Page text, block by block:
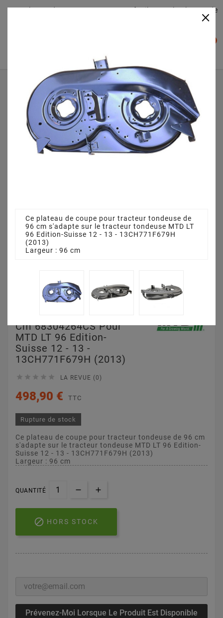
Plateaudecoupe.com : Trouver facilement le plateau de
Accueil
Plateau de coupe
Plateau de coupe 96 cm 68304264CS pour MTD LT 96
Edition-Suisse 12 - 13 - 13CH771F679H (2013)
Cm 68304264CS Pour
MTD LT 96 Edition-
Suisse 12 - 13 -
13CH771F679H (2013)
     LA REVUE (0)
498,90 € TTC
Rupture de stock
Ce plateau de coupe pour tracteur tondeuse de 96 cm
s'adapte sur le tracteur tondeuse MTD LT 96 Edition-
Suisse 12 - 13 - 13CH771F679H (2013)
Largeur : 96 cm
QUANTITÉ
 HORS STOCK
Prévenez-Moi Lorsque Le Produit Est Disponible
×
Ce plateau de coupe pour tracteur tondeuse de
96 cm s'adapte sur le tracteur tondeuse MTD LT
96 Edition-Suisse 12 - 13 - 13CH771F679H
(2013)
Largeur : 96 cm